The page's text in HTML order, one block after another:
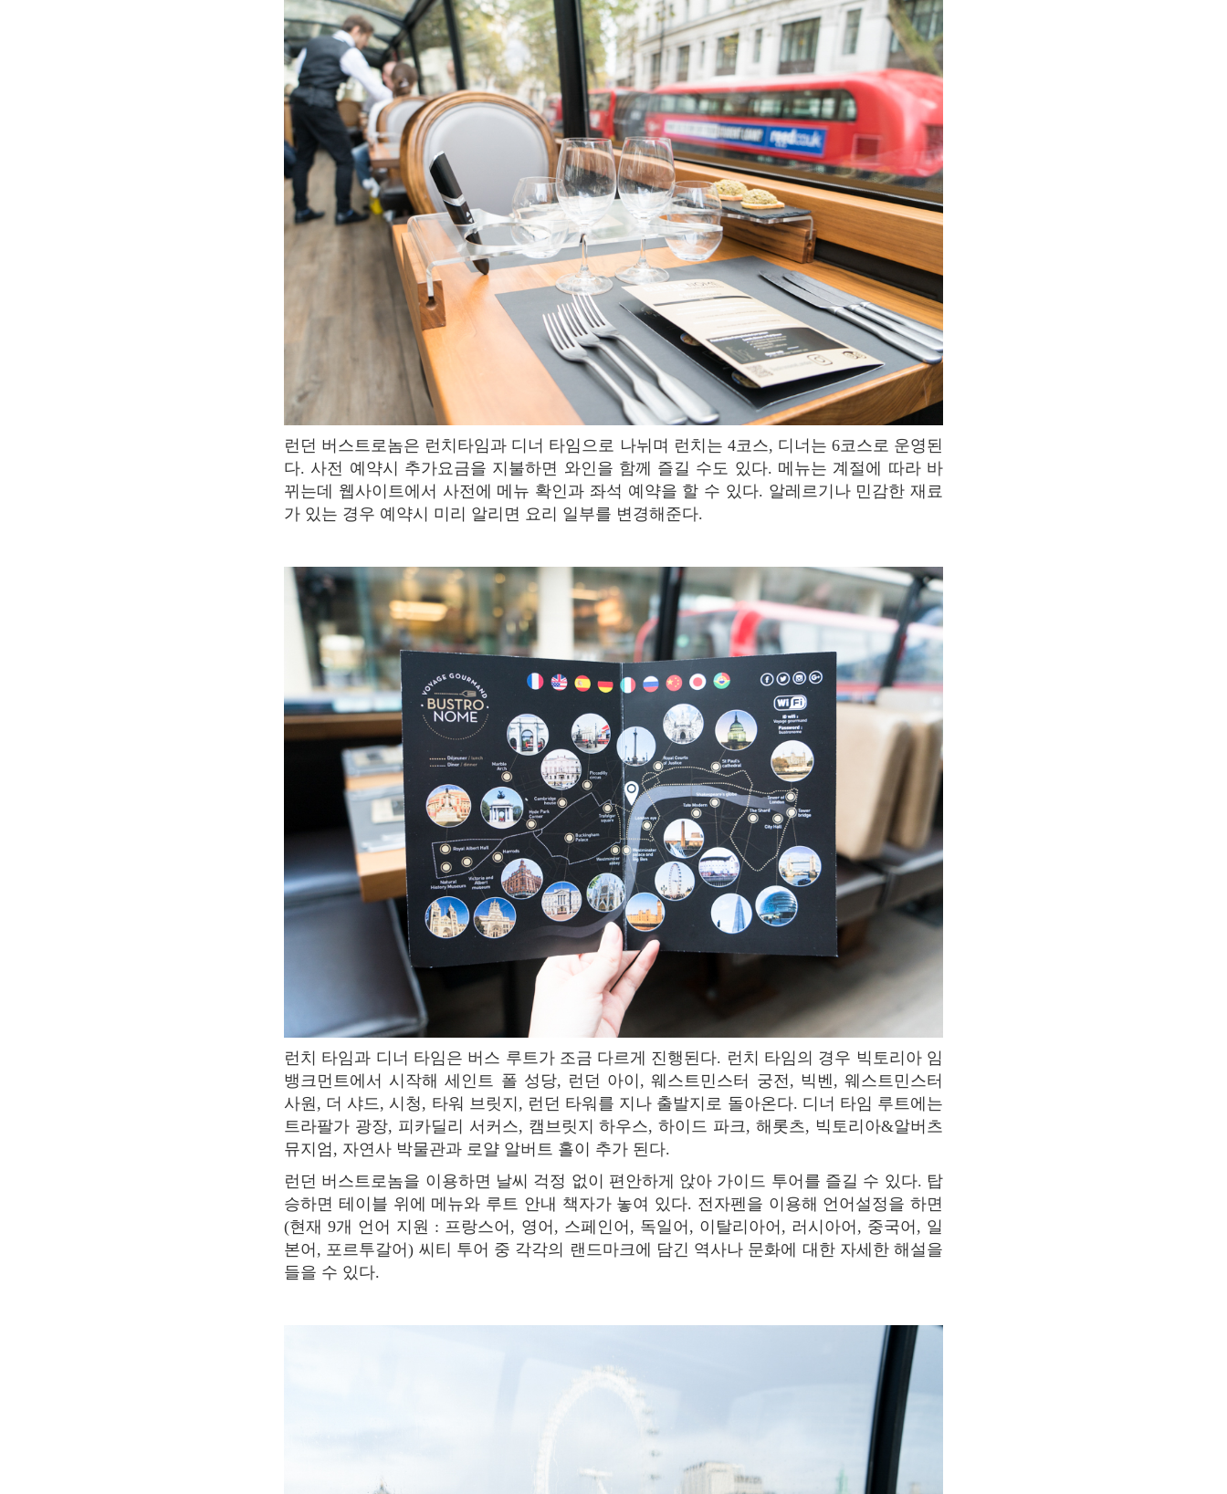
런던 버스트로놈은 런치타임과 디너 타임으로 나뉘며 런치는 4코스, 디너는 6코스로 운영된
다. 사전 예약시 추가요금을 지불하면 와인을 함께 즐길 수도 있다. 메뉴는 계절에 따라 바
뀌는데 웹사이트에서 사전에 메뉴 확인과 좌석 예약을 할 수 있다. 알레르기나 민감한 재료
가 있는 경우 예약시 미리 알리면 요리 일부를 변경해준다.
런치 타임과 디너 타임은 버스 루트가 조금 다르게 진행된다. 런치 타임의 경우 빅토리아 임
뱅크먼트에서 시작해 세인트 폴 성당, 런던 아이, 웨스트민스터 궁전, 빅벤, 웨스트민스터
사원, 더 샤드, 시청, 타워 브릿지, 런던 타워를 지나 출발지로 돌아온다. 디너 타임 루트에는
트라팔가 광장, 피카딜리 서커스, 캠브릿지 하우스, 하이드 파크, 해롯츠, 빅토리아&알버츠
뮤지엄, 자연사 박물관과 로얄 알버트 홀이 추가 된다.
런던 버스트로놈을 이용하면 날씨 걱정 없이 편안하게 앉아 가이드 투어를 즐길 수 있다. 탑
승하면 테이블 위에 메뉴와 루트 안내 책자가 놓여 있다. 전자펜을 이용해 언어설정을 하면
(현재 9개 언어 지원 : 프랑스어, 영어, 스페인어, 독일어, 이탈리아어, 러시아어, 중국어, 일
본어, 포르투갈어) 씨티 투어 중 각각의 랜드마크에 담긴 역사나 문화에 대한 자세한 해설을
들을 수 있다.